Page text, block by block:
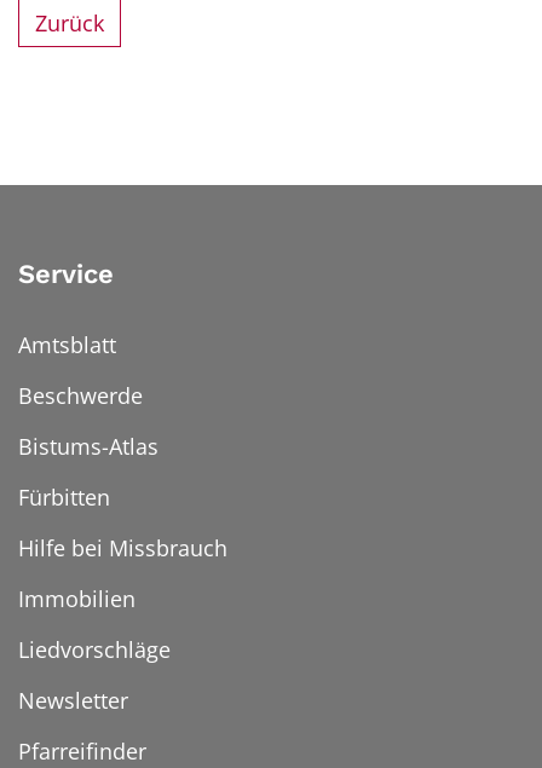
Zurück
Service
Amtsblatt
Beschwerde
Bistums-Atlas
Fürbitten
Hilfe bei Missbrauch
Immobilien
Liedvorschläge
Newsletter
Pfarreifinder